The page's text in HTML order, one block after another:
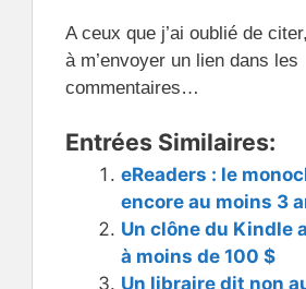
A ceux que j’ai oublié de
à m’envoyer un lien dans les
commentaires…
Entrées Similaires:
eReaders : le
encore au moins 3
Un clône du Kindle
à moins de 100 $
Un libraire dit non